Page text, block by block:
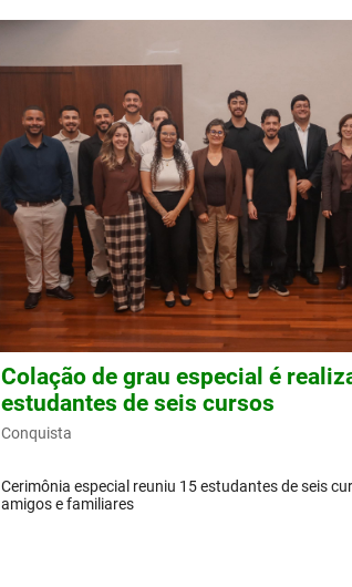
Colação de grau especial é
estudantes de seis cursos
Conquista
Cerimônia especial reuniu 15 estudantes de seis
amigos e familiares